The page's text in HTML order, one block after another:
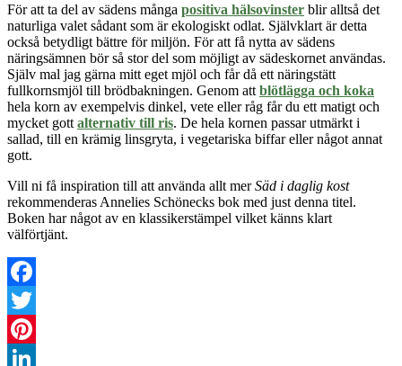
För att ta del av sädens många positiva hälsovinster blir alltså det
naturliga valet sådant som är ekologiskt odlat. Självklart är detta
också betydligt bättre för miljön. För att få nytta av sädens
näringsämnen bör så stor del som möjligt av sädeskornet användas.
Själv mal jag gärna mitt eget mjöl och får då ett näringstätt
fullkornsmjöl till brödbakningen. Genom att blötlägga och koka
hela korn av exempelvis dinkel, vete eller råg får du ett matigt och
mycket gott alternativ till ris. De hela kornen passar utmärkt i
sallad, till en krämig linsgryta, i vegetariska biffar eller något annat
gott.
Vill ni få inspiration till att använda allt merSäd i daglig kost
rekommenderas Annelies Schönecks bok med just denna titel.
Boken har något av en klassikerstämpel vilket känns klart
välförtjänt.
Facebook
Twitter
Pinterest